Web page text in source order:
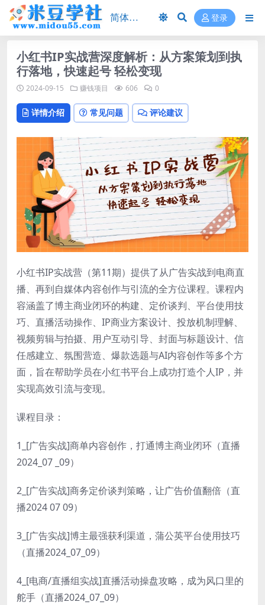
登录
小红书IP实战营深度解析：从方案策划到执
行落地，快速起号 轻松变现
2024-09-15 赚钱项目 606 0
详情介绍 常见问题 评论建议
小红书IP实战营（第11期）提供了从广告实战到电商直
播、再到自媒体内容创作与引流的全方位课程。课程内
容涵盖了博主商业闭环的构建、定价谈判、平台使用技
巧、直播活动操作、IP商业方案设计、投放机制理解、
视频剪辑与拍摄、用户互动引导、封面与标题设计、信
任感建立、氛围营造、爆款选题与AI内容创作等多个方
面，旨在帮助学员在小红书平台上成功打造个人IP，并
实现高效引流与变现。
课程目录：
1_[广告实战]商单内容创作，打通博主商业闭环（直播
2024_07 _09）
2_[广告实战]商务定价谈判策略，让广告价值翻倍（直
播2024 07 09）
3_[广告实战]博主最强获利渠道，蒲公英平台使用技巧
（直播2024_07_09）
4_[电商/直播组实战]直播活动操盘攻略，成为风口里的
舵手（直播2024_07_09）